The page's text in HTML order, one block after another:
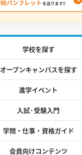
学校を探す
オープンキャンパスを探す
進学イベント
入試·受験入門
学問・仕事・資格ガイド
会員向けコンテンツ